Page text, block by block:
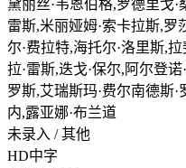
黛丽丝·韦恩伯格,罗德里戈·
雷斯,米丽娅姆·索卡拉斯,罗
尔·费拉特,海托尔·洛里斯,
拉·雷斯,迭戈·保尔,阿尔登
罗斯,艾瑞斯玛·费尔南德斯
内,露亚娜·布兰道
未录入 / 其他
HD中字